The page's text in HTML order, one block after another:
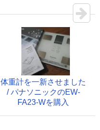
体重計を一新させました
/ パナソニックのEW-
FA23-Wを購入